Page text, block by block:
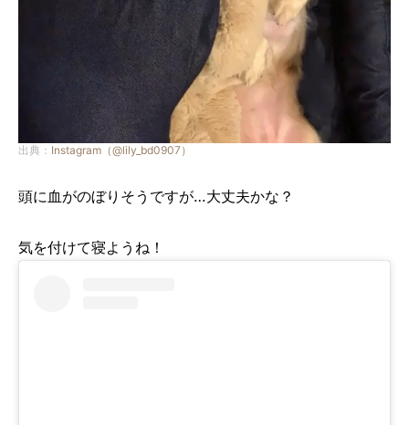
出典： Instagram（@lily_bd0907）
頭に血がのぼりそうですが…大丈夫かな？
気を付けて寝ようね！